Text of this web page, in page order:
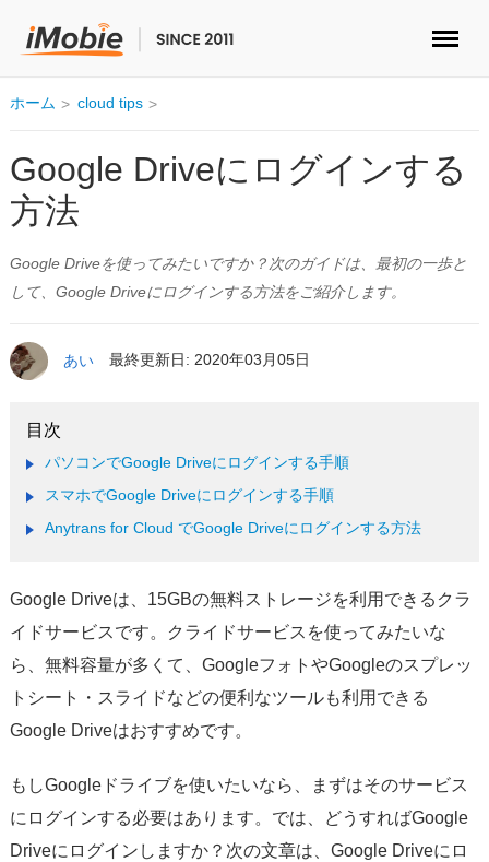
ロック解除&データ復元
データ転送
マルチメディア
便利ツール
ストア
ダウンロード
サポート
ホーム cloud tips
Google Driveにログインする
方法
Google Driveを使ってみたいですか？次のガイドは、最初の一歩と
して、Google Driveにログインする方法をご紹介します。
あい 最終更新日: 2020年03月05日
パソコンでGoogle Driveにログインする手順
スマホでGoogle Driveにログインする手順
Anytrans for Cloud でGoogle Driveにログインする方法
Google Driveは、15GBの無料ストレージを利用できるクラ
イドサービスです。クライドサービスを使ってみたいな
ら、無料容量が多くて、GoogleフォトやGoogleのスプレッ
トシート・スライドなどの便利なツールも利用できる
Google Driveはおすすめです。
もしGoogleドライブを使いたいなら、まずはそのサービス
にログインする必要はあります。では、どうすればGoogle
Driveにログインしますか？次の文章は、Google Driveにロ